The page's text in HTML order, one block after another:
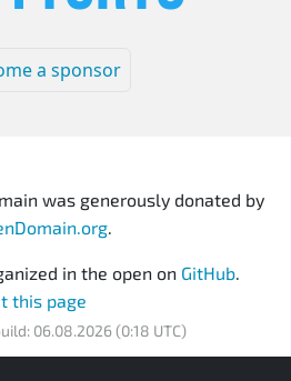
a sponsor
was generously donated by
.
in the open on GitHub.
this page
06.08.2026 (0:18 UTC)